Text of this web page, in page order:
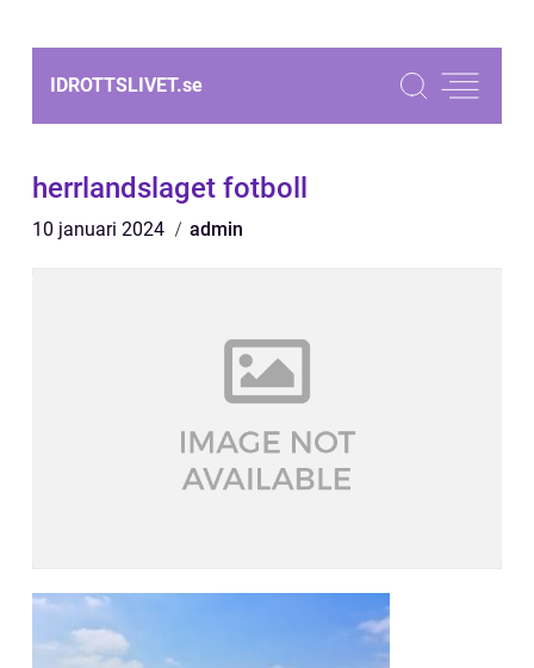
IDROTTSLIVET.se
herrlandslaget fotboll
10 januari 2024 admin